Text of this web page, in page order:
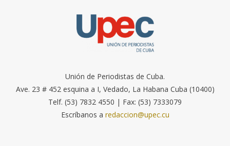
Unión de Periodistas de Cuba.
Ave. 23 # 452 esquina a I, Vedado, La Habana Cuba (10400)
Telf. (53) 7832 4550 | Fax: (53) 7333079
Escríbanos a redaccion@upec.cu